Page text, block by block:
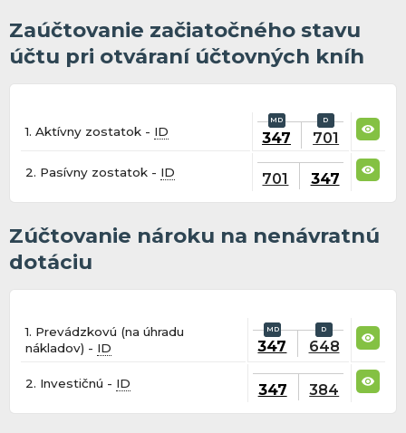
Zaúčtovanie začiatočného stavu
účtu pri otváraní účtovných kníh
1. Aktívny zostatok - ID 347 701
2. Pasívny zostatok - ID 701 347
Zúčtovanie nároku na nenávratnú
dotáciu
1. Prevádzkovú (na úhradu
nákladov) - ID 347 648
2. Investičnú - ID 347 384